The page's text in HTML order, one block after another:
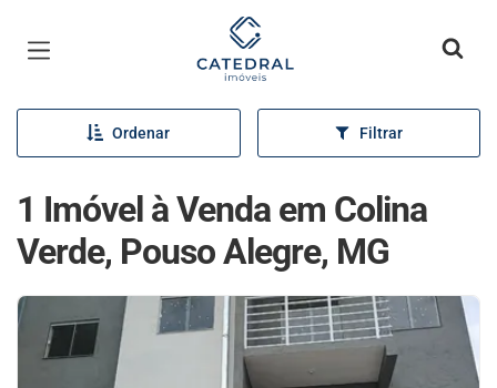
Página inicial
Ordenar Filtrar
1 Imóvel à Venda em Colina
Verde, Pouso Alegre, MG